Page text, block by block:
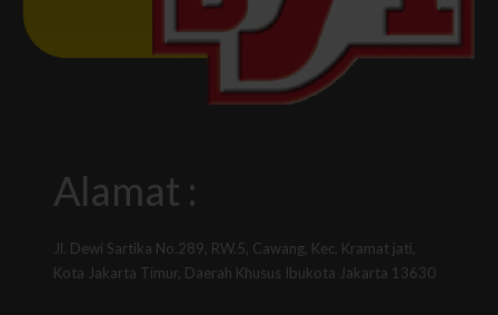
Alamat :
Jl. Dewi Sartika No.289, RW.5, Cawang, Kec. Kramat jati,
Kota Jakarta Timur, Daerah Khusus Ibukota Jakarta 13630